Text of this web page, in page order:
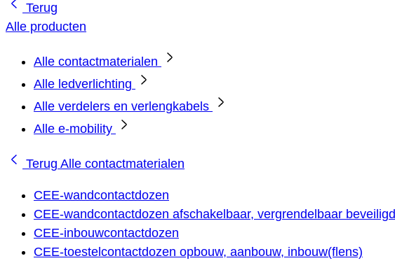
Terug
Alle producten
Alle contactmaterialen
Alle ledverlichting
Alle verdelers en verlengkabels
Alle e-mobility
Terug Alle contactmaterialen
CEE-wandcontactdozen
CEE-wandcontactdozen afschakelbaar, vergrendelbaar beveiligd
CEE-inbouwcontactdozen
CEE-toestelcontactdozen opbouw, aanbouw, inbouw(flens)